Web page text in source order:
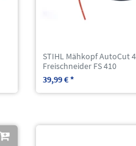
STIHL Mähkopf AutoCut
Freischneider FS 410
39,99 € *